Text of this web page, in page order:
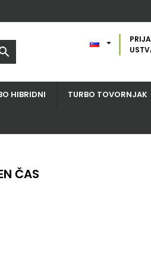

HIBRIDNI TURBO TOVORNJAK
ČAS